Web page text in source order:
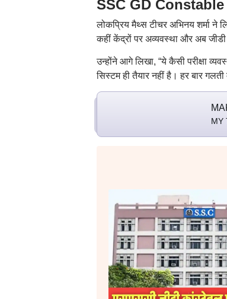
SSC GD Constable
लोकप्रिय मैथ्स टीचर अभिनय शर्मा ने
कहीं केंद्रों पर अव्यवस्था और अब जीडी
उन्होंने आगे लिखा, “ये कैसी परीक्षा
सिस्टम ही तैयार नहीं है। हर बार
MY